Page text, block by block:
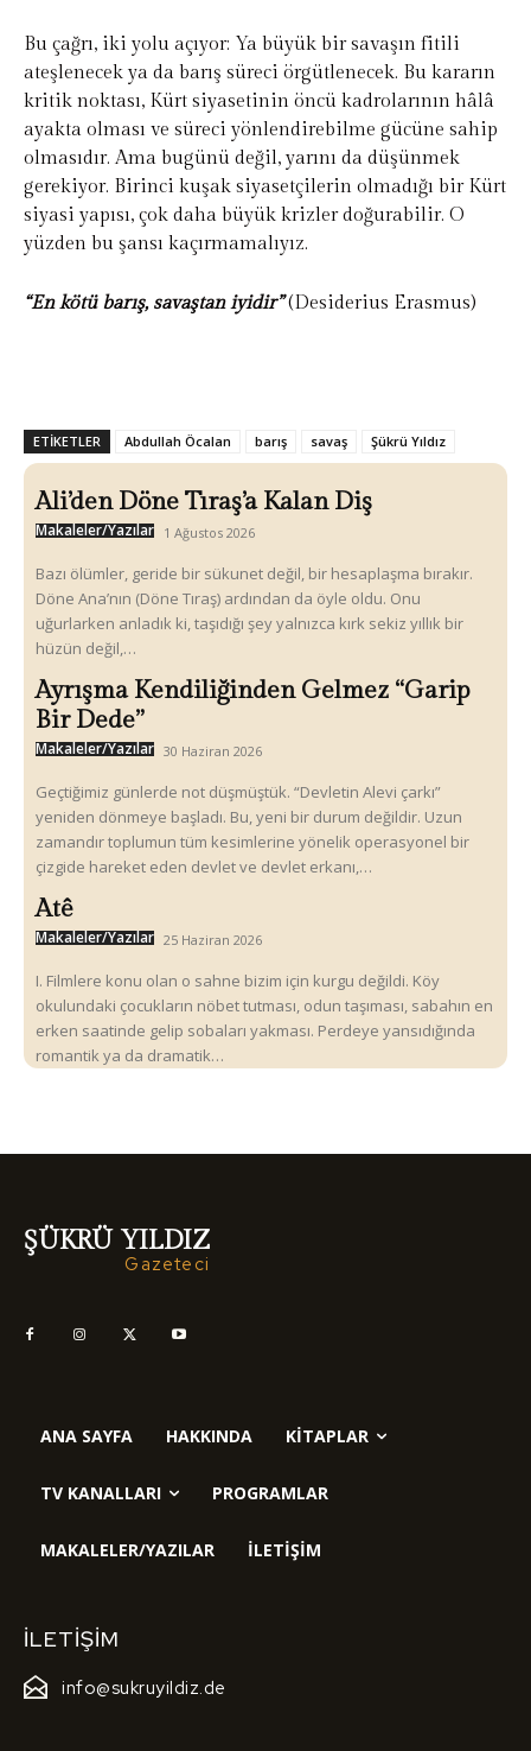
Bu çağrı, iki yolu açıyor: Ya büyük bir savaşın fitili
ateşlenecek ya da barış süreci örgütlenecek. Bu kararın
kritik noktası, Kürt siyasetinin öncü kadrolarının hâlâ
ayakta olması ve süreci yönlendirebilme gücüne sahip
olmasıdır. Ama bugünü değil, yarını da düşünmek
gerekiyor. Birinci kuşak siyasetçilerin olmadığı bir Kürt
siyasi yapısı, çok daha büyük krizler doğurabilir. O
yüzden bu şansı kaçırmamalıyız.
“En kötü barış, savaştan iyidir”(Desiderius Erasmus)
ETIKETLER Abdullah Öcalan barış savaş Şükrü Yıldız
Ali’den Döne Tıraş’a Kalan Diş
Makaleler/Yazılar 1 Ağustos 2026
Bazı ölümler, geride bir sükunet değil, bir hesaplaşma bırakır.
Döne Ana’nın (Döne Tıraş) ardından da öyle oldu. Onu
uğurlarken anladık ki, taşıdığı şey yalnızca kırk sekiz yıllık bir
hüzün değil,…
Ayrışma Kendiliğinden Gelmez “Garip
Bir Dede”
Makaleler/Yazılar 30 Haziran 2026
Geçtiğimiz günlerde not düşmüştük. “Devletin Alevi çarkı”
yeniden dönmeye başladı. Bu, yeni bir durum değildir. Uzun
zamandır toplumun tüm kesimlerine yönelik operasyonel bir
çizgide hareket eden devlet ve devlet erkanı,…
Atê
Makaleler/Yazılar 25 Haziran 2026
I. Filmlere konu olan o sahne bizim için kurgu değildi. Köy
okulundaki çocukların nöbet tutması, odun taşıması, sabahın en
erken saatinde gelip sobaları yakması. Perdeye yansıdığında
romantik ya da dramatik…
ŞÜKRÜ YILDIZ
Gazeteci
ANA SAYFA HAKKINDA KITAPLAR
TV KANALLARI PROGRAMLAR
MAKALELER/YAZILAR İLETIŞIM
İLETIŞIM
info@sukruyildiz.de